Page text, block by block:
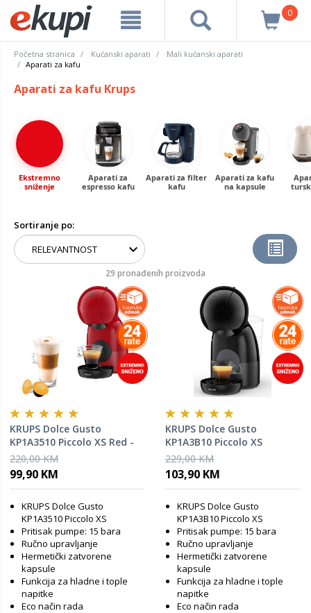
0
Početna stranica Kućanski aparati
Mali kućanski aparati
Aparati za kafu
Aparati za kafu Krups
Ekstremno
sniženje
Aparati za
espresso kafu
Aparati za filter
kafu
Aparati za kafu
na kapsule
Sortiranje po:
29 pronađenih proizvoda
KRUPS Dolce Gusto
KP1A3510 Piccolo XS Red -
aparat za kafu
220,00 KM
99,90 KM
KRUPS Dolce Gusto
KP1A3510 Piccolo XS
Pritisak pumpe: 15 bara
Ručno upravljanje
Hermetički zatvorene
kapsule
Funkcija za hladne i tople
napitke
Eco način rada
KRUPS Dolce Gusto
KP1A3B10 Piccolo XS
BLK/anthracite - aparat za
kafu
229,00 KM
103,90 KM
KRUPS Dolce Gusto
KP1A3B10 Piccolo XS
Pritisak pumpe: 15 bara
Ručno upravljanje
Hermetički zatvorene
kapsule
Funkcija za hladne i tople
napitke
Eco način rada